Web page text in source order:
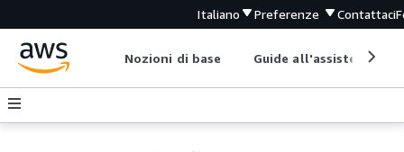
Italiano Preferenze Contattaci
Nozioni di base Guide all'assistenza